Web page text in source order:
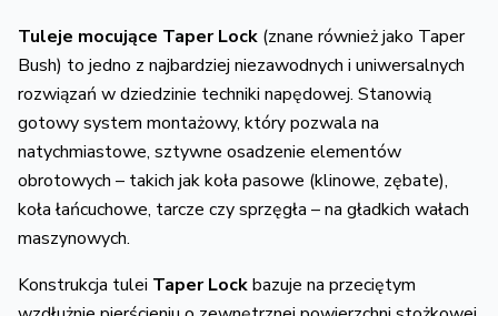
Tuleje mocujące Taper Lock (znane również jako Taper
Bush) to jedno z najbardziej niezawodnych i uniwersalnych
rozwiązań w dziedzinie techniki napędowej. Stanowią
gotowy system montażowy, który pozwala na
natychmiastowe, sztywne osadzenie elementów
obrotowych – takich jak koła pasowe (klinowe, zębate),
koła łańcuchowe, tarcze czy sprzęgła – na gładkich wałach
maszynowych.
Konstrukcja tulei Taper Lockbazuje na przeciętym